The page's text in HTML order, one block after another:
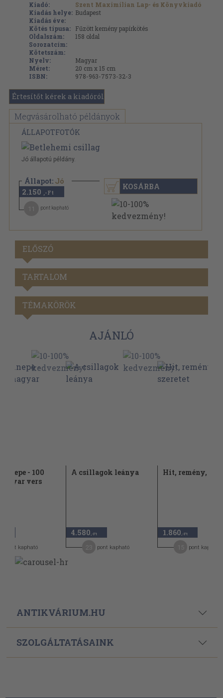
Kiadó:
Szent Maximilian Lap- és Könyvkiadó
Kiadás helye: Budapest
Kiadás éve:
Kötés típusa:
Fűzött kemény papírkötés
Oldalszám:
158 oldal
Sorozatcím:
Kötetszám:
Nyelv:
Magyar
Méret:
20 cm x 15 cm
ISBN:
978-963-7573-32-3
Értesítőt kérek a kiadóról
Megvásárolható példányok
ÁLLAPOTFOTÓK
Jó állapotú példány.
Állapot: Jó
2.150 ,-Ft
pont kapható
KOSÁRBA
ELŐSZÓ
TARTALOM
TÉMAKÖRÖK
AJÁNLÓ
- 100
vers
pont kapható
A csillagok leánya
4.580 ,-Ft
pont kapható
Hit, remény,
1.860 ,-Ft
pont kapható
ANTIKVÁRIUM.HU
SZOLGÁLTATÁSAINK